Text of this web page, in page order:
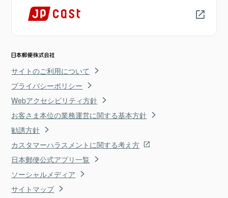
サイトのご利用について
プライバシーポリシー
Webアクセシビリティ方針
お客さま本位の業務運営に関する基本方針
勧誘方針
カスタマーハラスメントに関する考え方
日本郵便公式アプリ一覧
ソーシャルメディア
サイトマップ